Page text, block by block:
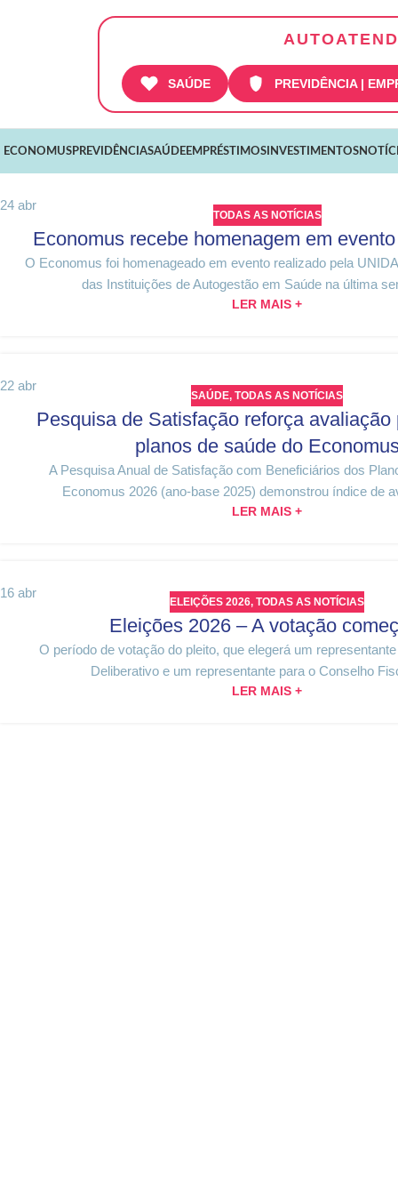
SAÚDE PREVIDÊNCIA |
ECONOMUSPREVIDÊNCIASAÚDEEMPRÉSTIMOS INVESTIMENTOS
24 abr
TODAS AS NOTÍCIAS
Economus recebe homenagem em
O Economus foi homenageado em evento realizado pela
das Instituições de Autogestão em Saúde na última
LER MAIS +
22 abr
SAÚDE, TODAS AS NOTÍCIAS
Pesquisa de Satisfação reforça avaliação
planos de saúde do
A Pesquisa Anual de Satisfação com Beneficiários dos
Economus 2026 (ano-base 2025) demonstrou índice de
LER MAIS +
16 abr
ELEIÇÕES 2026, TODAS AS NOTÍCIAS
Eleições 2026 – A votação
O período de votação do pleito, que elegerá um
Deliberativo e um representante para o Conselho
LER MAIS +